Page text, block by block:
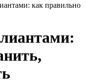
как правильно